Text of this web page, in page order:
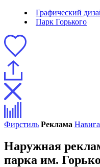
Графический
Парк Горького
Фирстиль Реклама
Наружная
парка им.